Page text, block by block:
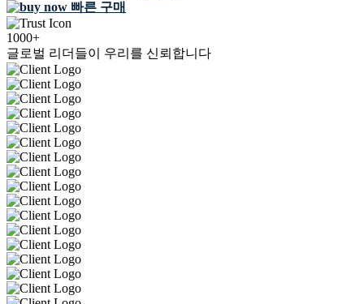
빠른 구매
1000+
글로벌 리더들이 우리를 신뢰합니다